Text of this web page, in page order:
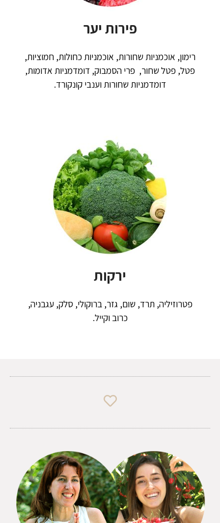
פירות יער
רימון, אוכמניות שחורות, אוכמניות כחולות, חמוציות,
פטל, פטל שחור, פרי הסמבוק, דומדמניות אדומות,
דומדמניות שחורות וענבי קונקורד.
ירקות
פטרוזיליה,תרד,שום, גזר, ברוקולי, סלק, עגבניה,
כרוב וקייל.